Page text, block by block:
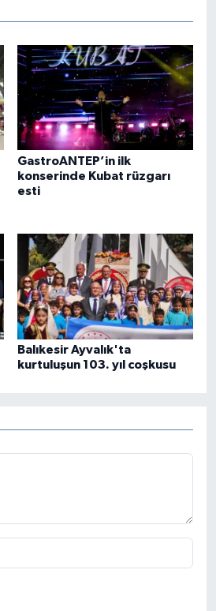
GastroANTEP’in ilk
konserinde Kubat rüzgarı
esti
Balıkesir Ayvalık'ta
kurtuluşun 103. yıl coşkusu